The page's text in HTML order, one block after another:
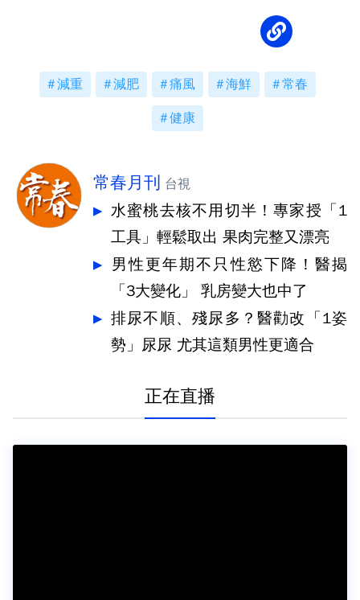
減重 減肥 痛風 海鮮 常春
健康
常春月刊 台視
水蜜桃去核不用切半！專家授「1
工具」輕鬆取出 果肉完整又漂亮
男性更年期不只性慾下降！醫揭
「3大變化」 乳房變大也中了
排尿不順、殘尿多？醫勸改「1姿
勢」尿尿 尤其這類男性更適合
正在直播